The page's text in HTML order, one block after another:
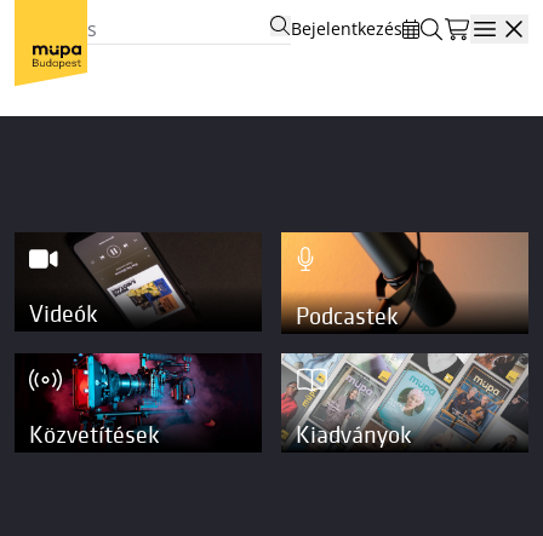
Bejelentkezés
Videók Podcastek
Közvetítések Kiadványok